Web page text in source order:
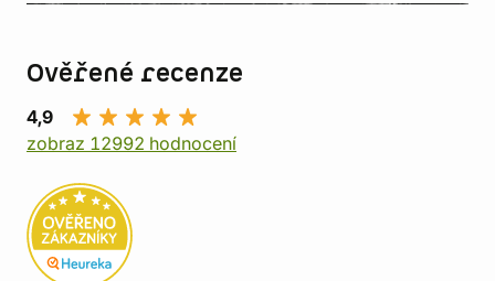
Ověřené recenze
4,9
zobraz 12992 hodnocení